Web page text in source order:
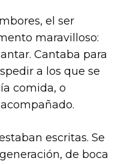
el ser
maravilloso:
Cantaba para
a los que se
comida, o
escritas. Se
de boca